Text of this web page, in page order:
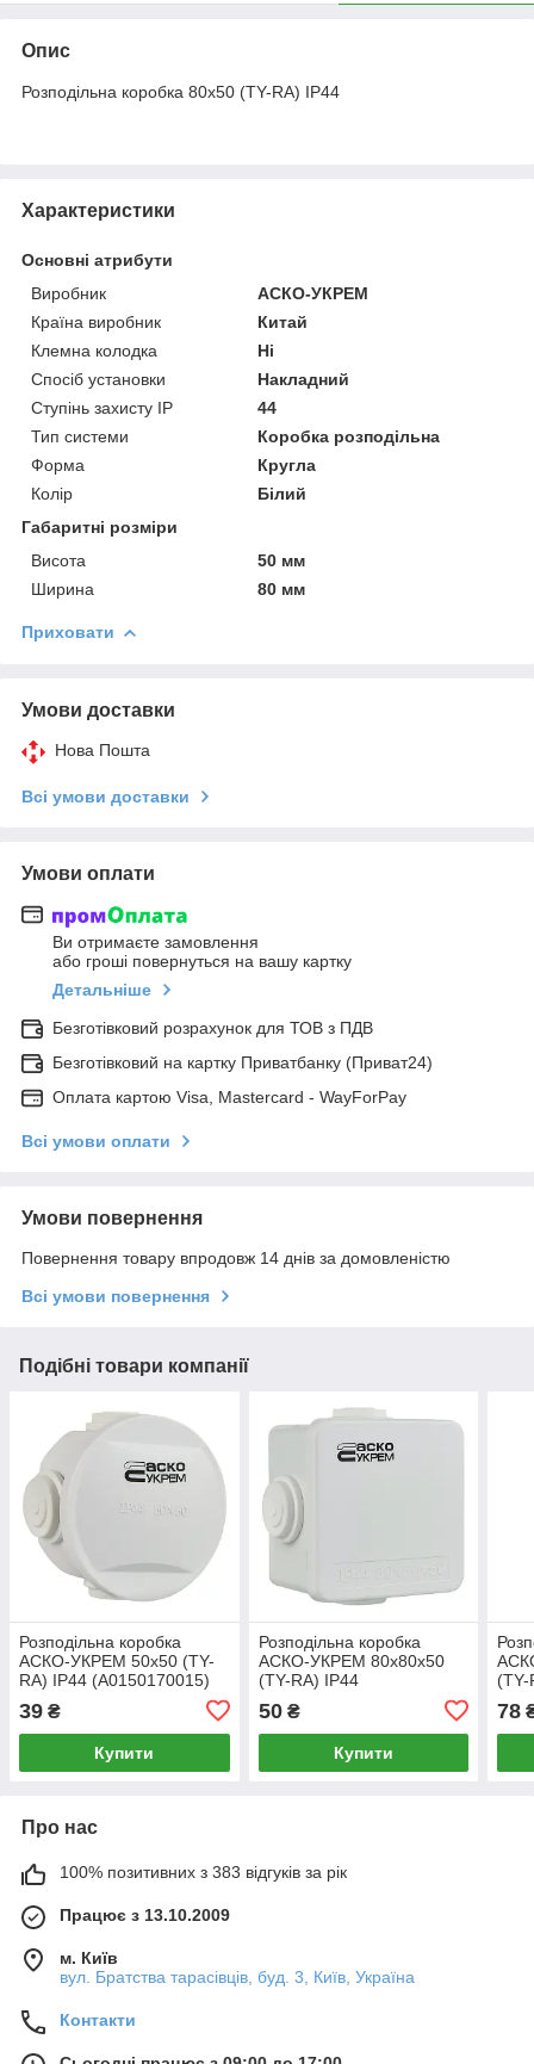
Опис
Розподільна коробка 80x50 (TY-RA) IP44
Характеристики
Основні атрибути
Виробник
АСКО-УКРЕМ
Країна виробник
Китай
Клемна колодка
Ні
Спосіб установки
Накладний
Ступінь захисту IP
44
Тип системи
Коробка розподільна
Форма
Кругла
Колір
Білий
Габаритні розміри
Висота
50 мм
Ширина
80 мм
Приховати
Умови доставки
Нова Пошта
Всі умови доставки
Умови оплати
Ви отримаєте замовлення
або гроші повернуться на вашу картку
Детальніше
Безготівковий розрахунок для ТОВ з ПДВ
Безготівковий на картку Приватбанку (Приват24)
Оплата картою Visa, Mastercard - WayForPay
Всі умови оплати
Умови повернення
Повернення товару впродовж 14 днів за домовленістю
Всі умови повернення
Подібні товари компанії
Розподільна коробка
АСКО-УКРЕМ 50x50 (TY-
RA) IP44 (A0150170015)
39 ₴
Купити
Розподільна коробка
АСКО-УКРЕМ 80x80x50
(TY-RA) IP44
50₴
Купити
(TY-
78
Про нас
100% позитивних з 383 відгуків за рік
Працює з 13.10.2009
м. Київ
вул. Братства тарасівців, буд. 3, Київ, Україна
Контакти